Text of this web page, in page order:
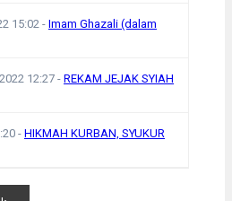
15:02- Imam Ghazali (dalam
12:27 - REKAM JEJAK SYIAH
- HIKMAH KURBAN, SYUKUR